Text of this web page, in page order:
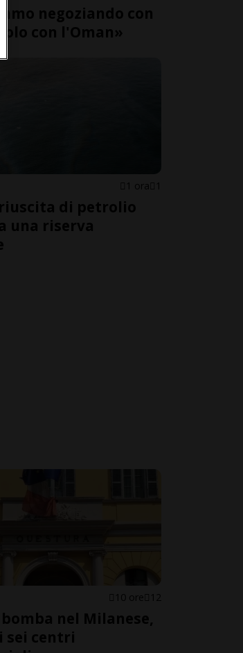
negoziando con
con l'Oman»
1 ora 1
di petrolio
una riserva
10 ore 12
nel Milanese,
sei centri